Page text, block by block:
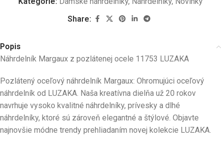
Share:
Popis
Náhrdelník Margaux z pozlátenej ocele 11753 LUZAKA
Pozlátený oceľový náhrdelník Margaux: Ohromujúci oceľový
náhrdelník od LUZAKA. Naša kreatívna dielňa už 20 rokov
navrhuje vysoko kvalitné náhrdelníky, prívesky a dlhé
náhrdelníky, ktoré sú zároveň elegantné a štýlové. Objavte
najnovšie módne trendy prehliadaním novej kolekcie LUZAKA.